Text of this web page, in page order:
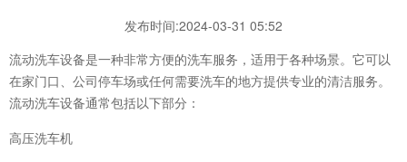
发布时间:2024-03-31 05:52
流动洗车设备是一种非常方便的洗车服务，适用于各种场景。它可以
在家门口、公司停车场或任何需要洗车的地方提供专业的清洁服务。
流动洗车设备通常包括以下部分：
高压洗车机